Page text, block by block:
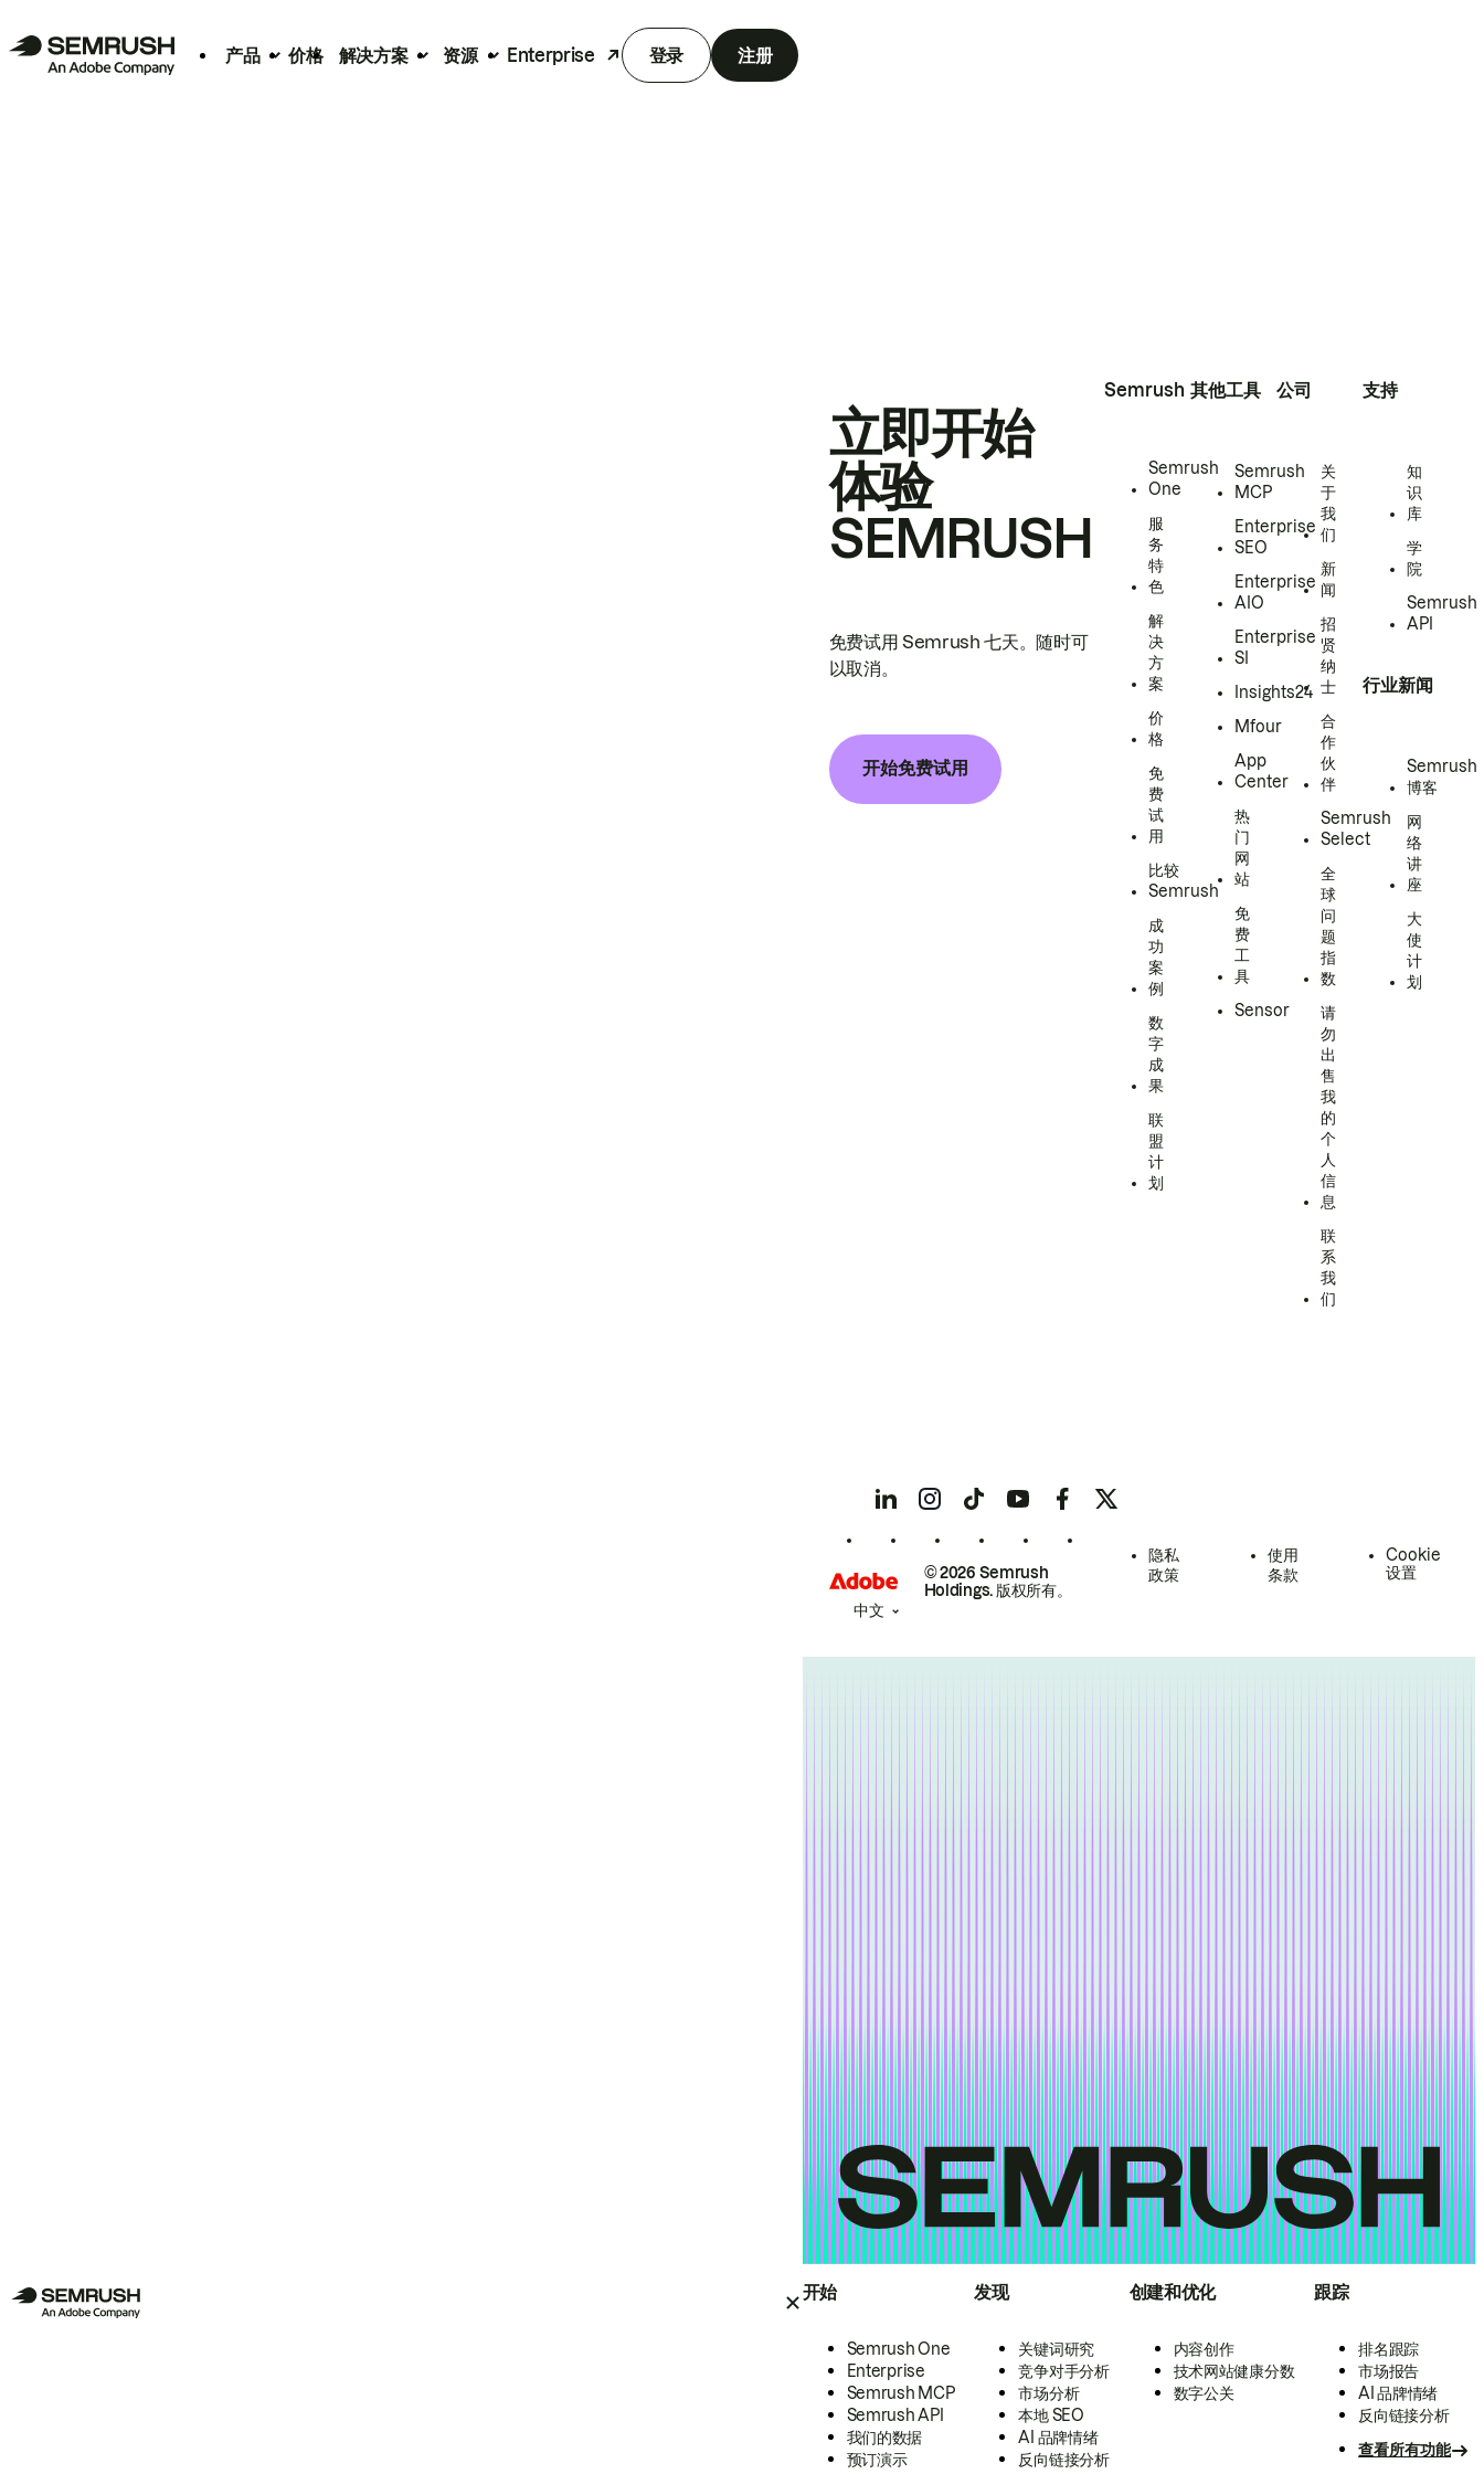
产品 价格 解决方案 资源 Enterprise 登录 注册
开始
Semrush One
Enterprise
Semrush MCP
Semrush API
我们的数据
预订演示
发现
关键词研究
竞争对手分析
市场分析
本地 SEO
AI 品牌情绪
反向链接分析
创建和优化
内容创作
技术网站健康分数
数字公关
跟踪
排名跟踪
市场报告
AI 品牌情绪
反向链接分析
查看所有功能
立即开始
体验
SEMRUSH
免费试用 Semrush 七天。随时可
以取消。
开始免费试用
Semrush
Semrush
One
服
务
特
色
解
决
方
案
价
格
免
费
试
用
比较
Semrush
成
功
案
例
数
字
成
果
联
盟
计
划
其他工具
Semrush
MCP
Enterprise
SEO
Enterprise
AIO
Enterprise
SI
Insights24
Mfour
App
Center
热
门
网
站
免
费
工
具
Sensor
公司
关
于
我
们
新
闻
招
贤
纳
士
合
作
伙
伴
Semrush
Select
全
球
问
题
指
数
请
勿
出
售
我
的
个
人
信
息
联
系
我
们
支持
知
识
库
学
院
Semrush
API
行业新闻
Semrush
博客
网
络
讲
座
大
使
计
划
© 2026 Semrush
Holdings. 版权所有。
隐私
政策
使用
条款
Cookie
设置
中文